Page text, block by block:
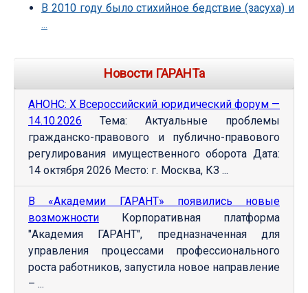
В 2010 году было стихийное бедствие (засуха) и
...
Новости ГАРАНТа
АНОНС: Х Всероссийский юридический форум —
14.10.2026 Тема: Актуальные проблемы
гражданско-правового и публично-правового
регулирования имущественного оборота Дата:
14 октября 2026 Место: г. Москва, КЗ ...
В «Академии ГАРАНТ» появились новые
возможности Корпоративная платформа
"Академия ГАРАНТ", предназначенная для
управления процессами профессионального
роста работников, запустила новое направление
– ...